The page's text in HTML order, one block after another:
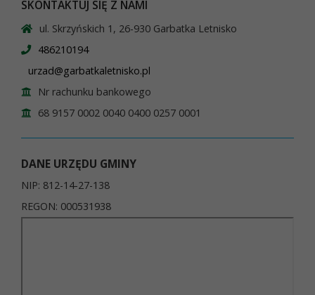
SKONTAKTUJ SIĘ Z NAMI
ul. Skrzyńskich 1, 26-930 Garbatka Letnisko
486210194
urzad@garbatkaletnisko.pl
Nr rachunku bankowego
68 9157 0002 0040 0400 0257 0001
DANE URZĘDU GMINY
NIP: 812-14-27-138
REGON: 000531938